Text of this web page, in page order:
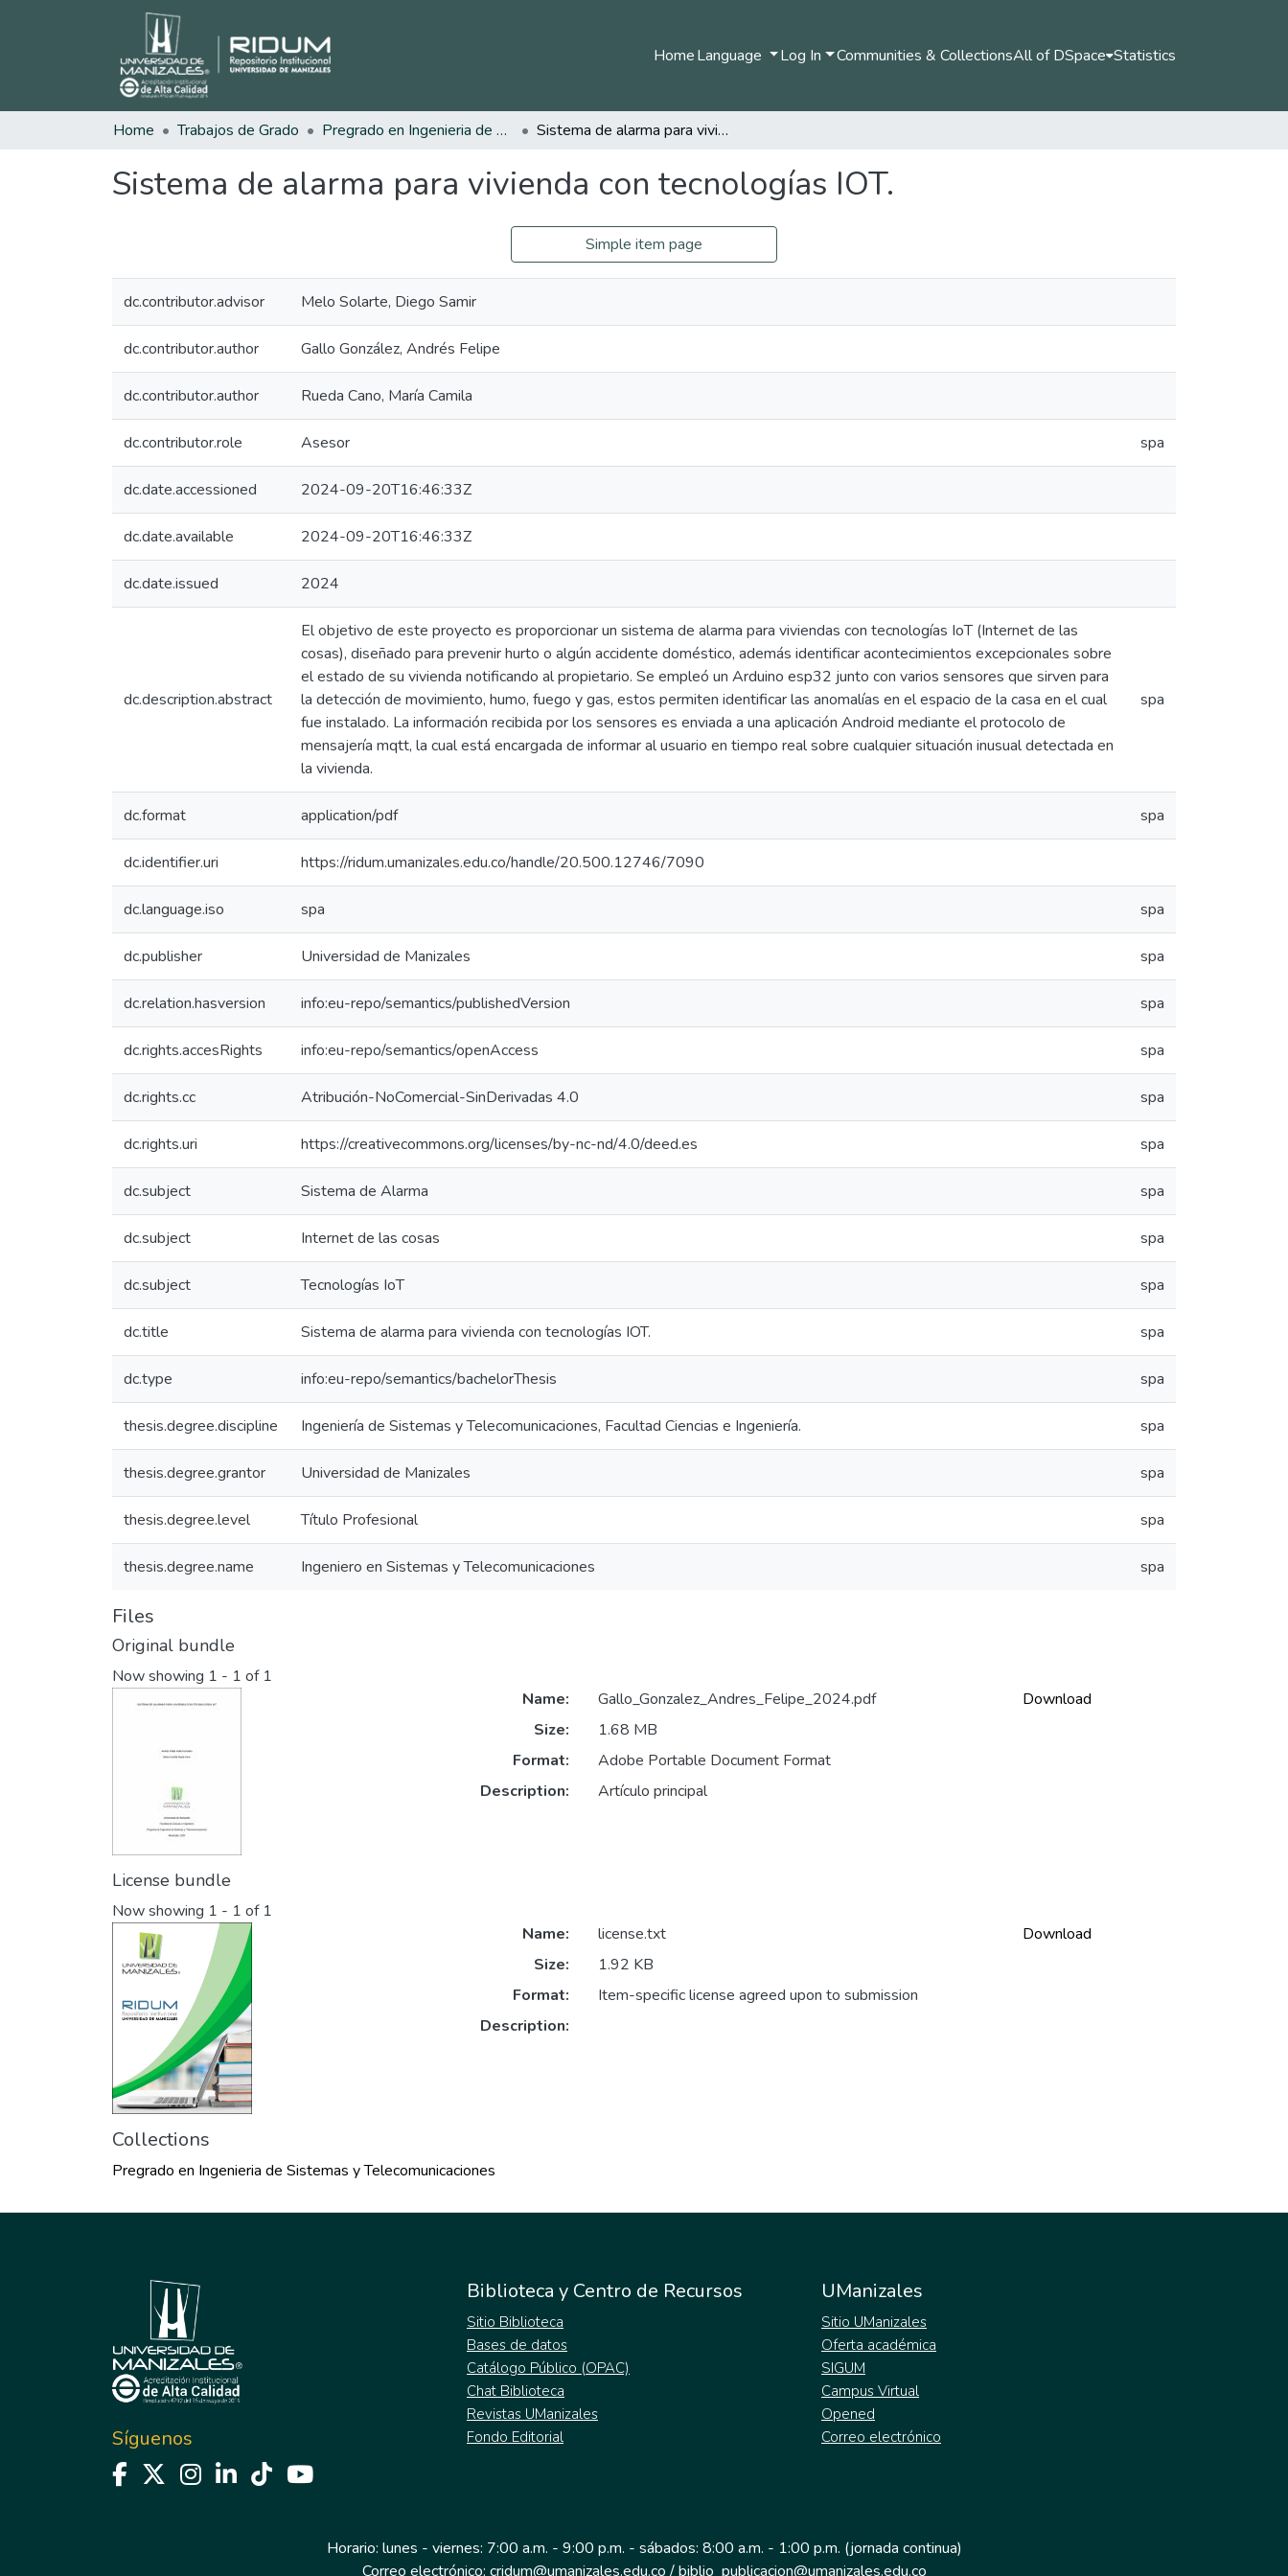
HomeLanguage Log In Communities & CollectionsAll of DSpace Statistics
Home Trabajos de Grado Pregrado en Ingenieria de Sistemas y Telecomunicaciones Sistema de alarma para vivienda con tecnologías IOT.
Sistema de alarma para vivienda con tecnologías IOT.
Simple item page
dc.contributor.advisor Melo Solarte, Diego Samir
dc.contributor.author Gallo González, Andrés Felipe
dc.contributor.author Rueda Cano, María Camila
dc.contributor.role Asesor spa
dc.date.accessioned 2024-09-20T16:46:33Z
dc.date.available 2024-09-20T16:46:33Z
dc.date.issued 2024
dc.description.abstract
El objetivo de este proyecto es proporcionar un sistema de alarma para viviendas con tecnologías IoT (Internet de las
cosas), diseñado para prevenir hurto o algún accidente doméstico, además identificar acontecimientos excepcionales sobre
el estado de su vivienda notificando al propietario. Se empleó un Arduino esp32 junto con varios sensores que sirven para
la detección de movimiento, humo, fuego y gas, estos permiten identificar las anomalías en el espacio de la casa en el cual
fue instalado. La información recibida por los sensores es enviada a una aplicación Android mediante el protocolo de
mensajería mqtt, la cual está encargada de informar al usuario en tiempo real sobre cualquier situación inusual detectada en
la vivienda.
spa
dc.format application/pdf spa
dc.identifier.uri https://ridum.umanizales.edu.co/handle/20.500.12746/7090
dc.language.iso spa spa
dc.publisher Universidad de Manizales spa
dc.relation.hasversion info:eu-repo/semantics/publishedVersion spa
dc.rights.accesRights info:eu-repo/semantics/openAccess spa
dc.rights.cc Atribución-NoComercial-SinDerivadas 4.0 spa
dc.rights.uri https://creativecommons.org/licenses/by-nc-nd/4.0/deed.es spa
dc.subject Sistema de Alarma spa
dc.subject Internet de las cosas spa
dc.subject Tecnologías IoT spa
dc.title Sistema de alarma para vivienda con tecnologías IOT. spa
dc.type info:eu-repo/semantics/bachelorThesis spa
thesis.degree.discipline Ingeniería de Sistemas y Telecomunicaciones, Facultad Ciencias e Ingeniería. spa
thesis.degree.grantor Universidad de Manizales spa
thesis.degree.level Título Profesional spa
thesis.degree.name Ingeniero en Sistemas y Telecomunicaciones spa
Files
Original bundle
Now showing 1 - 1 of 1
Name:
Gallo_Gonzalez_Andres_Felipe_2024.pdf
Size:
1.68 MB
Format:
Adobe Portable Document Format
Description:
Artículo principal
Download
License bundle
Now showing 1 - 1 of 1
Name:
license.txt
Size:
1.92 KB
Format:
Item-specific license agreed upon to submission
Description:
Download
Collections
Pregrado en Ingenieria de Sistemas y Telecomunicaciones
Síguenos
Biblioteca y Centro de Recursos
Sitio Biblioteca
Bases de datos
Catálogo Público (OPAC)
Chat Biblioteca
Revistas UManizales
Fondo Editorial
UManizales
Sitio UManizales
Oferta académica
SIGUM
Campus Virtual
Opened
Correo electrónico
Horario: lunes - viernes: 7:00 a.m. - 9:00 p.m. - sábados: 8:00 a.m. - 1:00 p.m. (jornada continua)
Correo electrónico: cridum@umanizales.edu.co / biblio_publicacion@umanizales.edu.co